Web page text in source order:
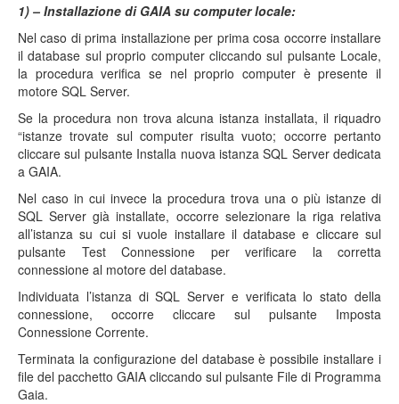
1) – Installazione di GAIA su computer locale:
Nel caso di prima installazione per prima cosa occorre installare
il database sul proprio computer cliccando sul pulsante Locale,
la procedura verifica se nel proprio computer è presente il
motore SQL Server.
Se la procedura non trova alcuna istanza installata, il riquadro
“istanze trovate sul computer risulta vuoto; occorre pertanto
cliccare sul pulsante Installa nuova istanza SQL Server dedicata
a GAIA.
Nel caso in cui invece la procedura trova una o più istanze di
SQL Server già installate, occorre selezionare la riga relativa
all’istanza su cui si vuole installare il database e cliccare sul
pulsante Test Connessione per verificare la corretta
connessione al motore del database.
Individuata l’istanza di SQL Server e verificata lo stato della
connessione, occorre cliccare sul pulsante Imposta
Connessione Corrente.
Terminata la configurazione del database è possibile installare i
file del pacchetto GAIA cliccando sul pulsante File di Programma
Gaia.